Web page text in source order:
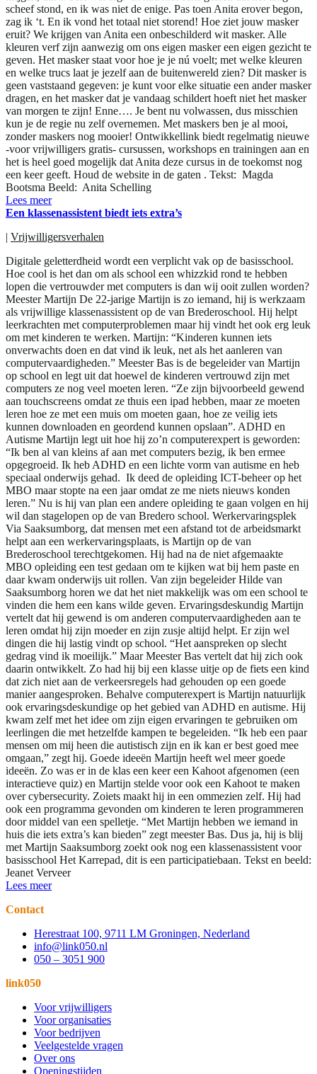
scheef stond, en ik was niet de enige. Pas toen Anita erover begon,
zag ik ‘t. En ik vond het totaal niet storend! Hoe ziet jouw masker
eruit? We krijgen van Anita een onbeschilderd wit masker. Alle
kleuren verf zijn aanwezig om ons eigen masker een eigen gezicht te
geven. Het masker staat voor hoe je je nú voelt; met welke kleuren
en welke trucs laat je jezelf aan de buitenwereld zien? Dit masker is
geen vaststaand gegeven: je kunt voor elke situatie een ander masker
dragen, en het masker dat je vandaag schildert hoeft niet het masker
van morgen te zijn! Enne…. Je bent nu volwassen, dus misschien
kun je de regie nu zelf overnemen. Met maskers ben je al mooi,
zonder maskers nog mooier! Ontwikkellink biedt regelmatig nieuwe
-voor vrijwilligers gratis- cursussen, workshops en trainingen aan en
het is heel goed mogelijk dat Anita deze cursus in de toekomst nog
een keer geeft. Houd de website in de gaten . Tekst: Magda
Bootsma Beeld: Anita Schelling
Lees meer
Een klassenassistent biedt iets extra’s
| Vrijwilligersverhalen
Digitale geletterdheid wordt een verplicht vak op de basisschool.
Hoe cool is het dan om als school een whizzkid rond te hebben
lopen die vertrouwder met computers is dan wij ooit zullen worden?
Meester Martijn De 22-jarige Martijn is zo iemand, hij is werkzaam
als vrijwillige klassenassistent op de van Brederoschool. Hij helpt
leerkrachten met computerproblemen maar hij vindt het ook erg leuk
om met kinderen te werken. Martijn: “Kinderen kunnen iets
onverwachts doen en dat vind ik leuk, net als het aanleren van
computervaardigheden.” Meester Bas is de begeleider van Martijn
op school en legt uit dat hoewel de kinderen vertrouwd zijn met
computers ze nog veel moeten leren. “Ze zijn bijvoorbeeld gewend
aan touchscreens omdat ze thuis een ipad hebben, maar ze moeten
leren hoe ze met een muis om moeten gaan, hoe ze veilig iets
kunnen downloaden en geordend kunnen opslaan”. ADHD en
Autisme Martijn legt uit hoe hij zo’n computerexpert is geworden:
“Ik ben al van kleins af aan met computers bezig, ik ben ermee
opgegroeid. Ik heb ADHD en een lichte vorm van autisme en heb
speciaal onderwijs gehad. Ik deed de opleiding ICT-beheer op het
MBO maar stopte na een jaar omdat ze me niets nieuws konden
leren.” Nu is hij van plan een andere opleiding te gaan volgen en hij
wil dan stagelopen op de van Bredero school. Werkervaringsplek
Via Saaksumborg, dat mensen met een afstand tot de arbeidsmarkt
helpt aan een werkervaringsplaats, is Martijn op de van
Brederoschool terechtgekomen. Hij had na de niet afgemaakte
MBO opleiding een test gedaan om te kijken wat bij hem paste en
daar kwam onderwijs uit rollen. Van zijn begeleider Hilde van
Saaksumborg horen we dat het niet makkelijk was om een school te
vinden die hem een kans wilde geven. Ervaringsdeskundig Martijn
vertelt dat hij gewend is om anderen computervaardigheden aan te
leren omdat hij zijn moeder en zijn zusje altijd helpt. Er zijn wel
dingen die hij lastig vindt op school. “Het aanspreken op slecht
gedrag vind ik moeilijk.” Maar Meester Bas vertelt dat hij zich ook
daarin ontwikkelt. Zo had hij bij een klasse uitje op de fiets een kind
dat zich niet aan de verkeersregels had gehouden op een goede
manier aangesproken. Behalve computerexpert is Martijn natuurlijk
ook ervaringsdeskundige op het gebied van ADHD en autisme. Hij
kwam zelf met het idee om zijn eigen ervaringen te gebruiken om
leerlingen die met hetzelfde kampen te begeleiden. “Ik heb een paar
mensen om mij heen die autistisch zijn en ik kan er best goed mee
omgaan,” zegt hij. Goede ideeën Martijn heeft wel meer goede
ideeën. Zo was er in de klas een keer een Kahoot afgenomen (een
interactieve quiz) en Martijn stelde voor ook een Kahoot te maken
over cybersecurity. Zoiets maakt hij in een ommezien zelf. Hij had
ook een programma gevonden om kinderen te leren programmeren
door middel van een spelletje. “Met Martijn hebben we iemand in
huis die iets extra’s kan bieden” zegt meester Bas. Dus ja, hij is blij
met Martijn Saaksumborg zoekt ook nog een klassenassistent voor
basisschool Het Karrepad, dit is een participatiebaan. Tekst en beeld:
Jeanet Verveer
Lees meer
Contact
Herestraat 100, 9711 LM Groningen, Nederland
info@link050.nl
050 – 3051 900
link050
Voor vrijwilligers
Voor organisaties
Voor bedrijven
Veelgestelde vragen
Over ons
Openingstijden